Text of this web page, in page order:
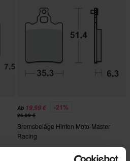
Ab 19,99 € -21%
25,29 €
Bremsbeläge Hinten Moto-Master
Racing